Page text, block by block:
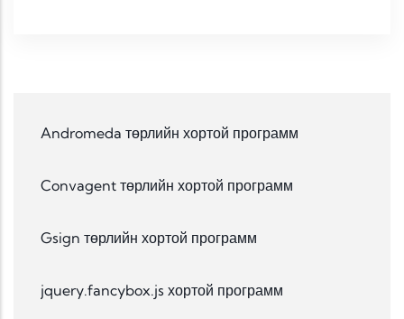
Andromeda төрлийн хортой программ
Convagent төрлийн хортой программ
Gsign төрлийн хортой программ
jquery.fancybox.js хортой программ